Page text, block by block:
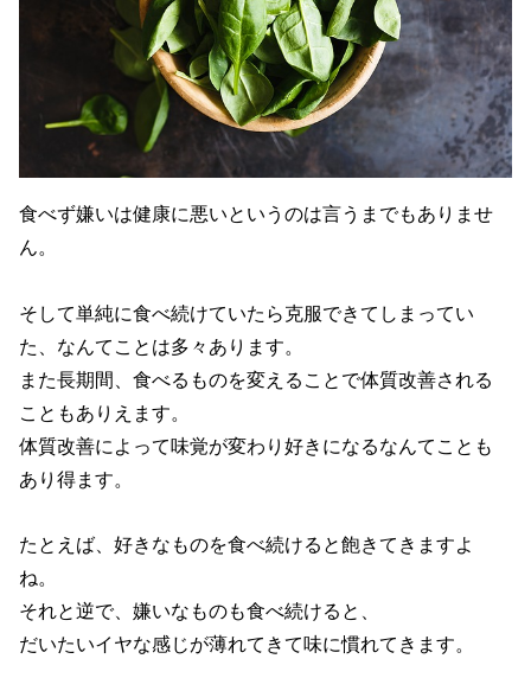
食べず嫌いは健康に悪いというのは言うまでもありませ
ん。
そして単純に食べ続けていたら克服できてしまってい
た、なんてことは多々あります。
また長期間、食べるものを変えることで体質改善される
こともありえます。
体質改善によって味覚が変わり好きになるなんてことも
あり得ます。
たとえば、好きなものを食べ続けると飽きてきますよ
ね。
それと逆で、嫌いなものも食べ続けると、
だいたいイヤな感じが薄れてきて味に慣れてきます。